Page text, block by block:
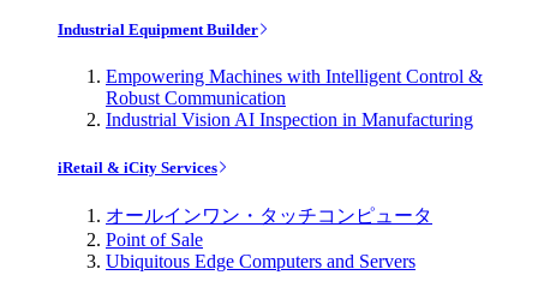
Industrial Equipment Builder
Empowering Machines with Intelligent Control &
Robust Communication
Industrial Vision AI Inspection in Manufacturing
iRetail & iCity Services
オールインワン・タッチコンピュータ
Point of Sale
Ubiquitous Edge Computers and Servers